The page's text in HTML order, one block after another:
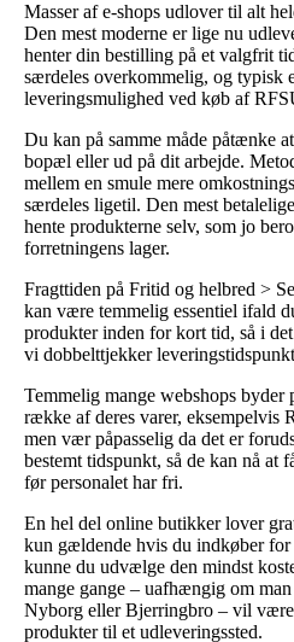
Masser af e-shops udlover til alt
Den mest moderne er lige nu
henter din bestilling på et valgfrit
særdeles overkommelig, og typisk
leveringsmulighed ved køb af
Du kan på samme måde påtænke
bopæl eller ud på dit arbejde.
mellem en smule mere
særdeles ligetil. Den mest
hente produkterne selv, som jo
forretningens lager.
Fragttiden på Fritid og helbred >
kan være temmelig essentiel ifald
produkter inden for kort tid, så i
vi dobbelttjekker
Temmelig mange webshops byder
række af deres varer, eksempelvis
men vær påpasselig da det er
bestemt tidspunkt, så de kan nå at
før personalet har fri.
En hel del online butikker lover
kun gældende hvis du indkøber
kunne du udvælge den mindst
mange gange – uafhængig om
Nyborg eller Bjerringbro – vil
produkter til et udleveringssted.